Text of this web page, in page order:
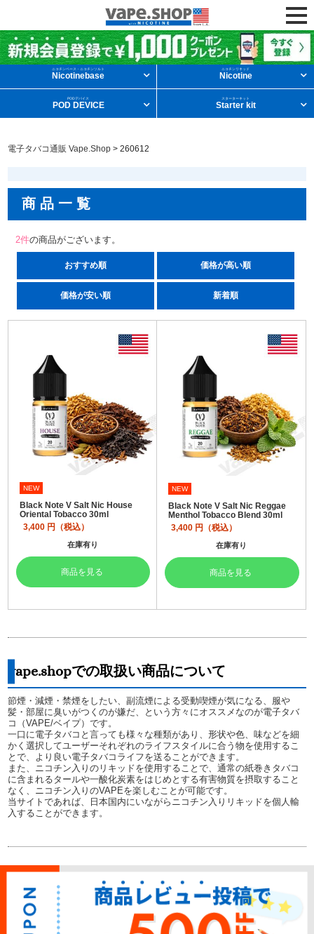
ニコチンリキッドを条件から探す
他の条件から探す
新商品 POD型VAPE
アメリカ・カナダ製 日本製（フレーバー）
ニコチンベース・ニコチンソルト
Nicotinebase
ニコチンリキッド
Nicotine
PODデバイス
POD DEVICE
スターターキット
Starter kit
電子タバコ通販 Vape.Shop >260612
商品一覧
2件の商品がございます。
おすすめ順 価格が高い順
価格が安い順 新着順
NEW
Black Note V Salt Nic House
Oriental Tobacco 30ml
3,400 円（税込）
在庫有り
商品を見る
NEW
Black Note V Salt Nic Reggae
Menthol Tobacco Blend 30ml
3,400 円（税込）
在庫有り
商品を見る
vape.shopでの取扱い商品について
節煙・減煙・禁煙をしたい、副流煙による受動喫煙が気になる、服や
髪・部屋に臭いがつくのが嫌だ、という方々にオススメなのが電子タバ
コ（VAPE/ベイプ）です。
一口に電子タバコと言っても様々な種類があり、形状や色、味などを細
かく選択してユーザーそれぞれのライフスタイルに合う物を使用するこ
とで、より良い電子タバコライフを送ることができます。
また、ニコチン入りのリキッドを使用することで、通常の紙巻きタバコ
に含まれるタールや一酸化炭素をはじめとする有害物質を摂取すること
なく、ニコチン入りのVAPEを楽しむことが可能です。
当サイトであれば、日本国内にいながらニコチン入りリキッドを個人輸
入することができます。